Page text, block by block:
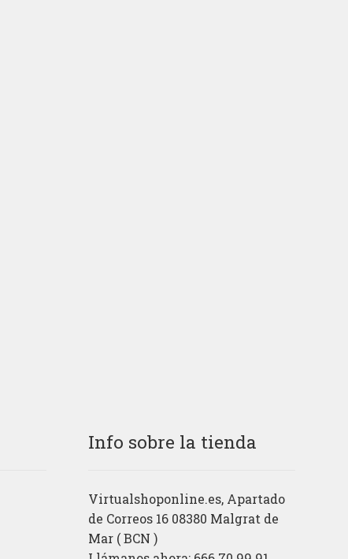
Info sobre la tienda
Virtualshoponline.es, Apartado
de Correos 16 08380 Malgrat de
Mar ( BCN )